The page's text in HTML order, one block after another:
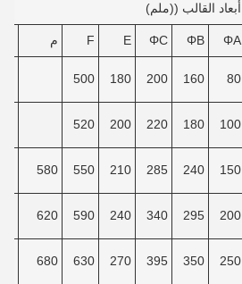
أبعاد القالب ((ملم)
ΦA
ΦB
ΦC
E
F م
80
160
200
180
500
100
180
220
200
520
150
240
285
210
550
580
200
295
340
240
590
620
250
350
395
270
630
680